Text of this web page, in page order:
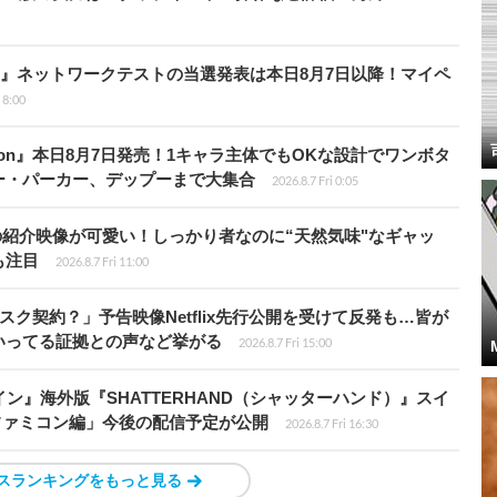
ネットワークテストの当選発表は本日8月7日以降！マイペ
8:00
』本日8月7日発売！1キャラ主体でもOKな設計でワンボタ
パーカー、デップーまで大集合
2026.8.7 Fri 0:05
介映像が可愛い！しっかり者なのに“天然気味"なギャッ
目
2026.8.7 Fri 11:00
ク契約？」予告映像Netflix先行公開を受けて反発も…皆が
てる証拠との声など挙がる
2026.8.7 Fri 15:00
』海外版『SHATTERHAND（シャッターハンド）』スイ
ミコン編」今後の配信予定が公開
2026.8.7 Fri 16:30
ランキングをもっと見る